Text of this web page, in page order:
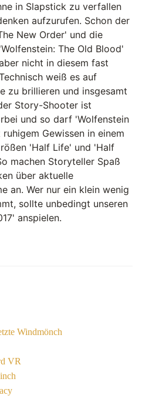
in Slapstick zu verfallen
aufzurufen. Schon der
New Order' und die
The Old Blood'
nicht in diesem fast
weiß es auf
zu brillieren und insgesamt
Story-Shooter ist
und so darf 'Wolfenstein
Gewissen in einem
'Half Life' und 'Half
machen Storyteller Spaß
über aktuelle
an. Wer nur ein klein wenig
sollte unbedingt unseren
anspielen.
Windmönch
VR